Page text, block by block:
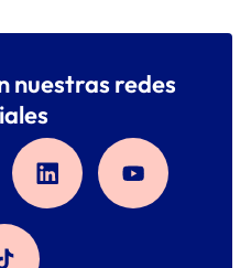
nuestras redes